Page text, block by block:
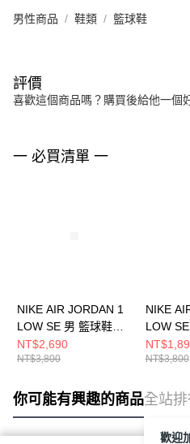
男性商品 鞋類 籃球鞋
評價
喜歡這個商品嗎？購買後給他一個
一 必買清單 一
NIKE AIR JORDAN 1
LOW SE 男 籃球鞋
IB7109005
NT$2,690
NT$3,800
NIKE
LOW
NT$3,800
你可能有興趣的商品全站排
歡迎